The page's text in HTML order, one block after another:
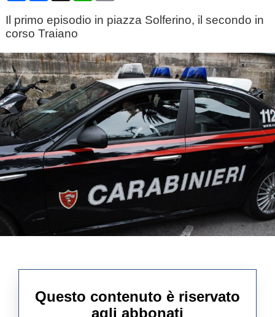
Il primo episodio in piazza Solferino, il secondo in
corso Traiano
Questo contenuto è riservato
agli abbonati